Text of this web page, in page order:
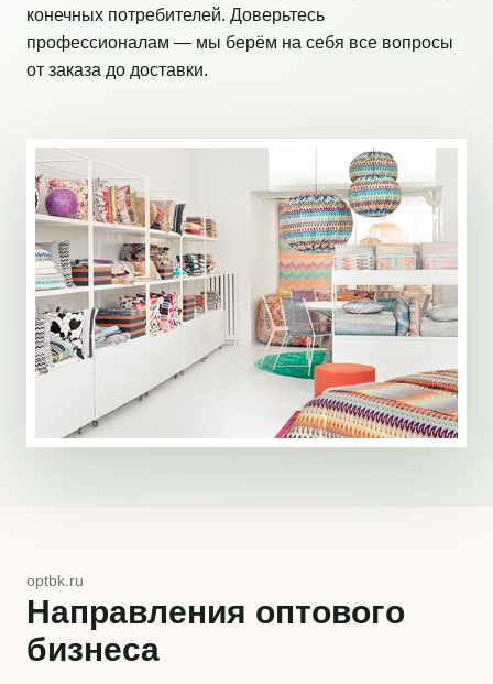
конечных потребителей. Доверьтесь
профессионалам — мы берём на себя все вопросы
от заказа до доставки.
optbk.ru
Направления оптового
бизнеса